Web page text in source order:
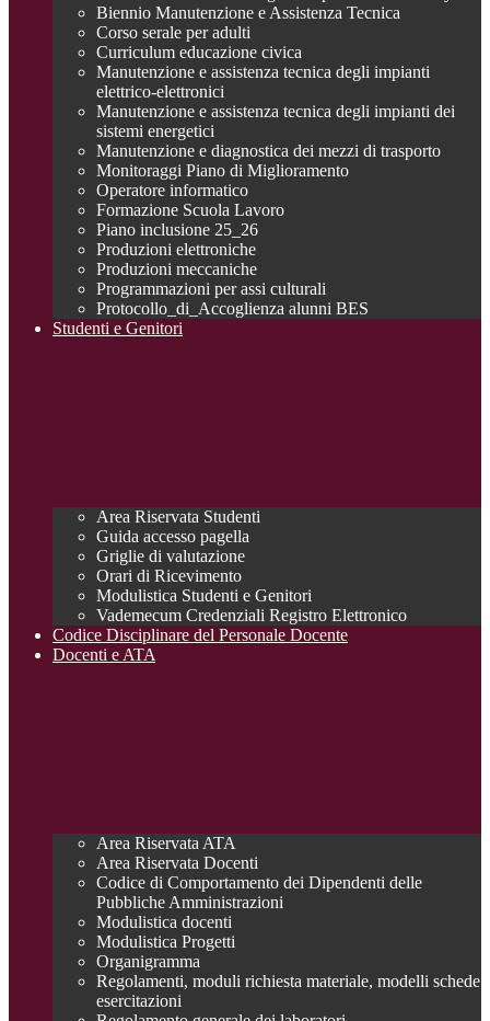
Biennio Manutenzione e Assistenza Tecnica
Corso serale per adulti
Curriculum educazione civica
Manutenzione e assistenza tecnica degli impianti
elettrico-elettronici
Manutenzione e assistenza tecnica degli impianti dei
sistemi energetici
Manutenzione e diagnostica dei mezzi di trasporto
Monitoraggi Piano di Miglioramento
Operatore informatico
Formazione Scuola Lavoro
Piano inclusione 25_26
Produzioni elettroniche
Produzioni meccaniche
Programmazioni per assi culturali
Protocollo_di_Accoglienza alunni BES
Studenti e Genitori
Area Riservata Studenti
Guida accesso pagella
Griglie di valutazione
Orari di Ricevimento
Modulistica Studenti e Genitori
Vademecum Credenziali Registro Elettronico
Codice Disciplinare del Personale Docente
Docenti e ATA
Area Riservata ATA
Area Riservata Docenti
Codice di Comportamento dei Dipendenti delle
Pubbliche Amministrazioni
Modulistica docenti
Modulistica Progetti
Organigramma
Regolamenti, moduli richiesta materiale, modelli schede
esercitazioni